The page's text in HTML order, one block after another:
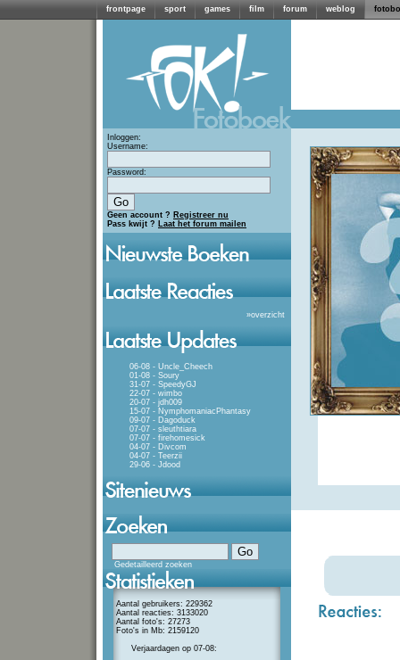
frontpage sport games film forum weblog
Inloggen:
Username:
Password:
Geen account ? Registreer nu
Pass kwijt ? Laat het forum mailen
»overzicht
06-08 - Uncle_Cheech
01-08 - Soury
31-07 - SpeedyGJ
22-07 - wimbo
20-07 - jdh009
15-07 - NymphomaniacPhantasy
09-07 - Dagoduck
07-07 - sleuthtiara
07-07 - firehomesick
04-07 - Divcom
04-07 - Teerzii
29-06 - Jdood
Gedetailleerd zoeken
Aantal gebruikers: 229362
Aantal reacties: 3133020
Aantal foto's: 27273
Foto's in Mb: 2159120
Verjaardagen op 07-08: